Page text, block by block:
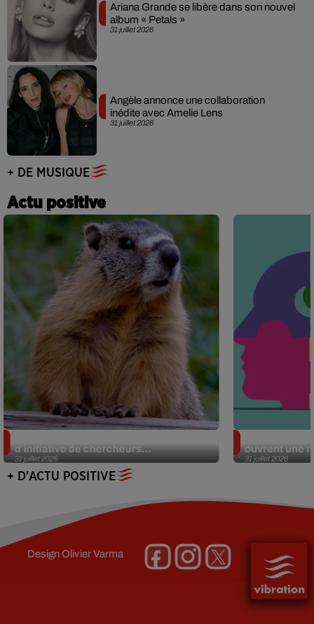
31 juillet 2026
Ariana Grande se libère dans son nouvel
album « Petals »
31 juillet 2026
Angèle annonce une collaboration
inédite avec Amelie Lens
+ DE MUSIQUE
Actu positive
31 juillet 2026
d’initiative de chercheurs...
31 juillet 2026
ouvrent une
+ D'ACTU POSITIVE
DesignOlivier Varma